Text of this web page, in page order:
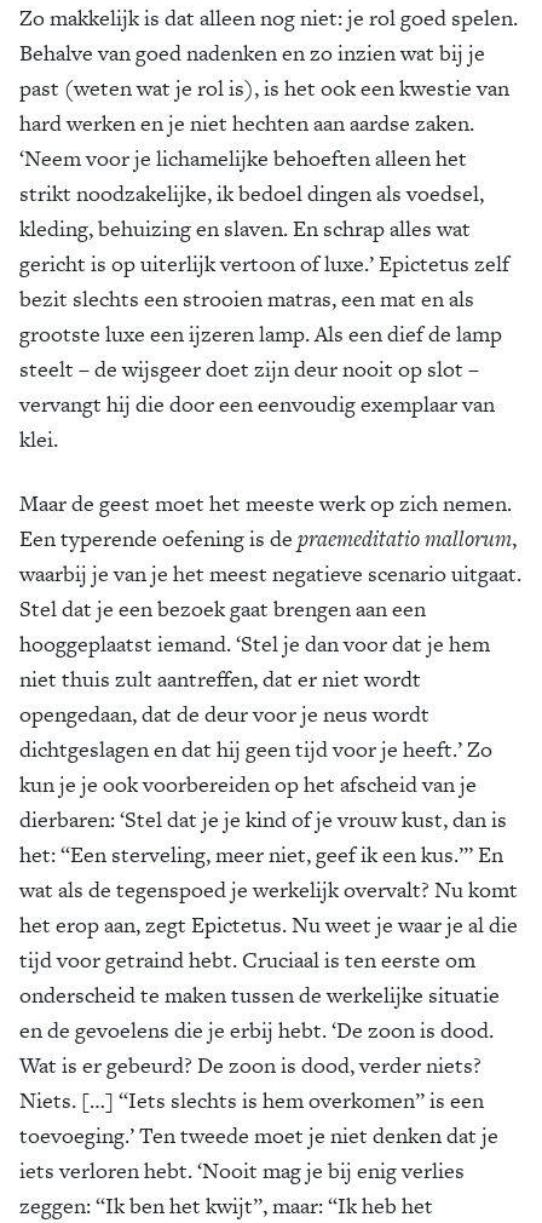
Zo makkelijk is dat alleen nog niet: je rol goed spelen.
Behalve van goed nadenken en zo inzien wat bij je
past (weten wat je rol is), is het ook een kwestie van
hard werken en je niet hechten aan aardse zaken.
‘Neem voor je lichamelijke behoeften alleen het
strikt noodzakelijke, ik bedoel dingen als voedsel,
kleding, behuizing en slaven. En schrap alles wat
gericht is op uiterlijk vertoon of luxe.’ Epictetus zelf
bezit slechts een strooien matras, een mat en als
grootste luxe een ijzeren lamp. Als een dief de lamp
steelt – de wijsgeer doet zijn deur nooit op slot –
vervangt hij die door een eenvoudig exemplaar van
klei.
Maar de geest moet het meeste werk op zich nemen.
Een typerende oefening is de praemeditatio mallorum,
waarbij je van je het meest negatieve scenario uitgaat.
Stel dat je een bezoek gaat brengen aan een
hooggeplaatst iemand. ‘Stel je dan voor dat je hem
niet thuis zult aantreffen, dat er niet wordt
opengedaan, dat de deur voor je neus wordt
dichtgeslagen en dat hij geen tijd voor je heeft.’ Zo
kun je je ook voorbereiden op het afscheid van je
dierbaren: ‘Stel dat je je kind of je vrouw kust, dan is
het: “Een sterveling, meer niet, geef ik een kus.”’ En
wat als de tegenspoed je werkelijk overvalt? Nu komt
het erop aan, zegt Epictetus. Nu weet je waar je al die
tijd voor getraind hebt. Cruciaal is ten eerste om
onderscheid te maken tussen de werkelijke situatie
en de gevoelens die je erbij hebt. ‘De zoon is dood.
Wat is er gebeurd? De zoon is dood, verder niets?
Niets. […] “Iets slechts is hem overkomen” is een
toevoeging.’ Ten tweede moet je niet denken dat je
iets verloren hebt. ‘Nooit mag je bij enig verlies
zeggen: “Ik ben het kwijt”, maar: “Ik heb het